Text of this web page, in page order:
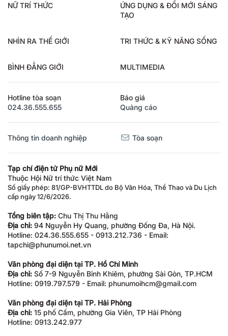
NỮ TRÍ THỨC
ỨNG DỤNG & ĐỔI MỚI SÁNG
TẠO
NHÌN RA THẾ GIỚI TRI THỨC & KỸ NĂNG SỐNG
BÌNH ĐẲNG GIỚI MULTIMEDIA
Hotline tòa soạn
024.36.555.655
Báo giá
Quảng cáo
Thông tin doanh nghiệp Tòa soạn
Tạp chí điện tử Phụ nữ Mới
Thuộc Hội Nữ trí thức Việt Nam
Số giấy phép: 81/GP-BVHTTDL do Bộ Văn Hóa, Thể Thao và Du Lịch
cấp ngày 12/6/2026.
Tổng biên tập: Chu Thị Thu Hằng
Địa chỉ: 94 Nguyễn Hy Quang, phường Đống Đa, Hà Nội.
Hotline: 024.36.555.655 - 0913.212.736 - Email:
tapchi@phunumoi.net.vn
Văn phòng đại diện tại TP. Hồ Chí Minh
Địa chỉ: Số 7-9 Nguyễn Bỉnh Khiêm, phường Sài Gòn, TP.HCM
Hotline: 0919.797.579 - Email: phunumoihcm@gmail.com
Văn phòng đại diện tại TP. Hải Phòng
Địa chỉ: 15 phố Cấm, phường Gia Viên, TP Hải Phòng
Hotline: 0913.242.977